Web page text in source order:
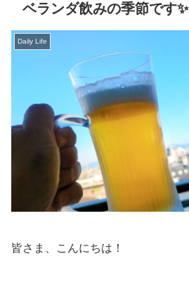
ベランダ飲みの季節です✨
Daily Life
皆さま、こんにちは！